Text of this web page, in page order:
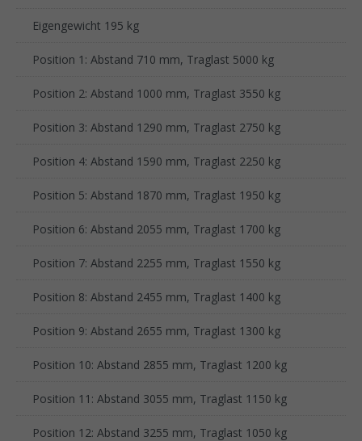
Eigengewicht 195 kg
Position 1: Abstand 710 mm, Traglast 5000 kg
Position 2: Abstand 1000 mm, Traglast 3550 kg
Position 3: Abstand 1290 mm, Traglast 2750 kg
Position 4: Abstand 1590 mm, Traglast 2250 kg
Position 5: Abstand 1870 mm, Traglast 1950 kg
Position 6: Abstand 2055 mm, Traglast 1700 kg
Position 7: Abstand 2255 mm, Traglast 1550 kg
Position 8: Abstand 2455 mm, Traglast 1400 kg
Position 9: Abstand 2655 mm, Traglast 1300 kg
Position 10: Abstand 2855 mm, Traglast 1200 kg
Position 11: Abstand 3055 mm, Traglast 1150 kg
Position 12: Abstand 3255 mm, Traglast 1050 kg